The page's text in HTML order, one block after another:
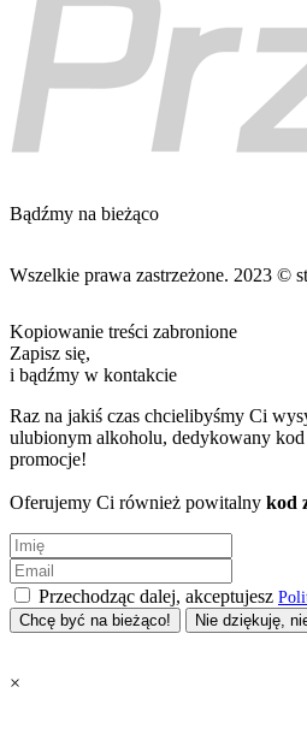
Bądźmy na bieżąco
Wszelkie prawa zastrzeżone. 2023 ©
Kopiowanie treści zabronione
Zapisz się,
i bądźmy w kontakcie
Raz na jakiś czas chcielibyśmy Ci
ulubionym alkoholu, dedykowany
promocje!
Oferujemy Ci również powitalny kod
Przechodząc dalej, akceptujesz
Nie dziękuję,
×